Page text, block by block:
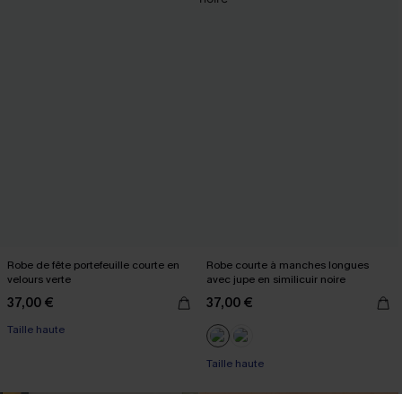
Robe de fête portefeuille courte en
velours verte
37,00 €
Taille haute
Robe courte à manches longues
avec jupe en similicuir noire
37,00 €
Taille haute